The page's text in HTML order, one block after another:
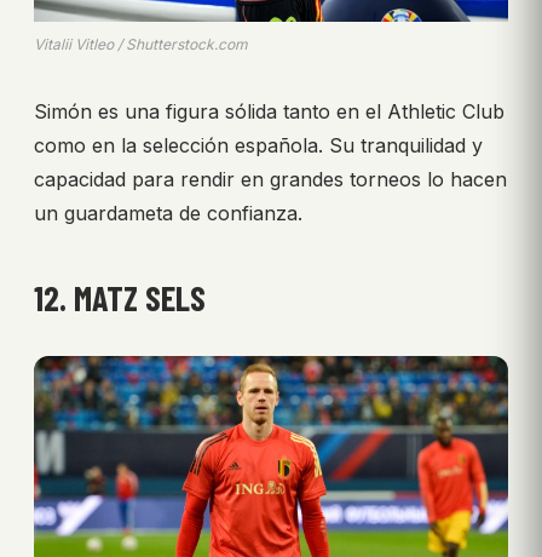
Vitalii Vitleo / Shutterstock.com
Simón es una figura sólida tanto en el Athletic Club
como en la selección española. Su tranquilidad y
capacidad para rendir en grandes torneos lo hacen
un guardameta de confianza.
12. MATZ SELS